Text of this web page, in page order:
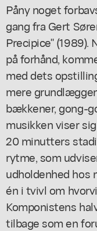
Påny noget
gang fra Gert
Precipice"
på forhånd,
med dets
mere
bækkener, gong-
musikken viser
20 minutters
rytme, som
udholdenhed hos
én i tvivl om
Komponistens
tilbage som en